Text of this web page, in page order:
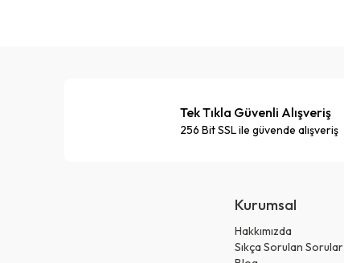
Tek Tıkla Güvenli Alışveriş
256 Bit SSL ile güvende alışveriş
Kurumsal
Hakkımızda
Sıkça Sorulan Sorular